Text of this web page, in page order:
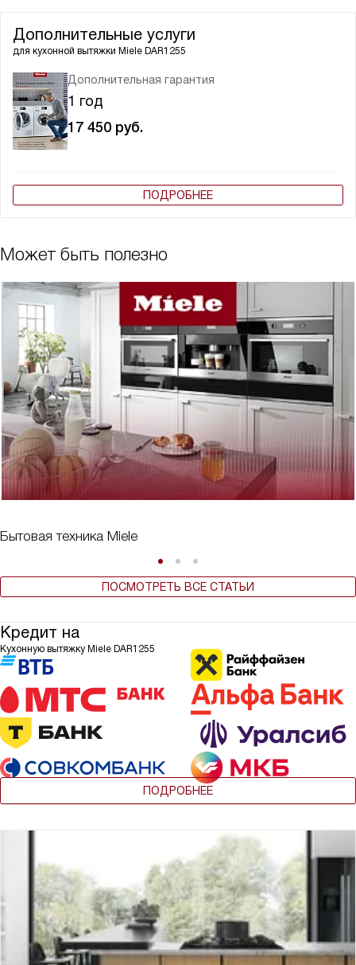
Дополнительные услуги
для кухонной вытяжки Miele DAR1255
Дополнительная гарантия
1 год
17 450 руб.
ПОДРОБНЕЕ
Может быть полезно
Бытовая техника Miele
ПОСМОТРЕТЬ ВСЕ СТАТЬИ
Кредит на
Кухонную вытяжку Miele DAR1255
ПОДРОБНЕЕ